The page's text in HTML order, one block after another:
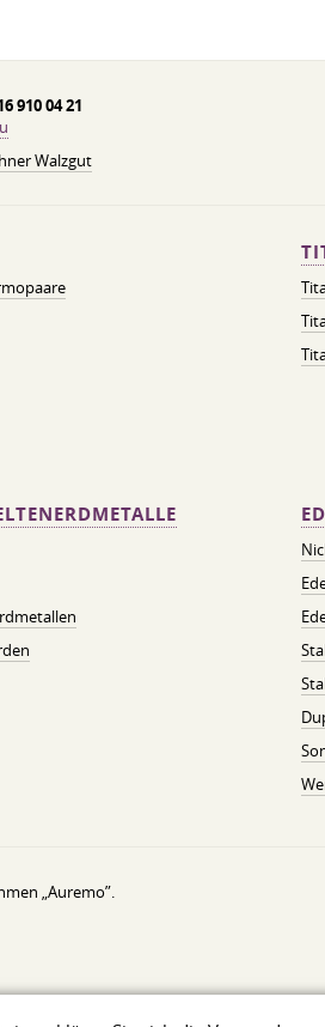
910 04 21
Walzgut
„Auremo”.